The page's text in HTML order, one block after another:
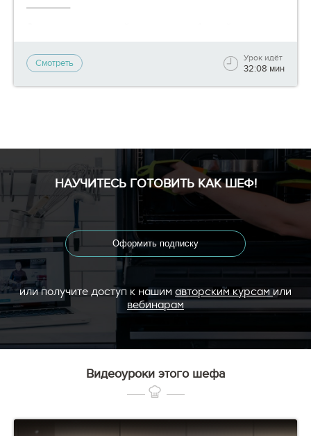
Смотреть
Урок идёт
32:08 мин
НАУЧИТЕСЬ ГОТОВИТЬ КАК ШЕФ!
Оформить подписку
или получите доступ к нашим авторским курсамили
вебинарам
Видеоуроки этого шефа